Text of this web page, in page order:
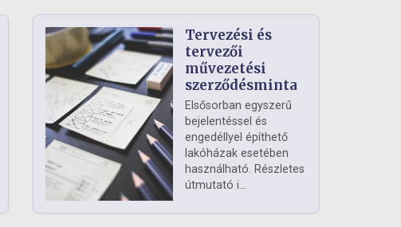
Tervezési és
tervezői
művezetési
szerződésminta
Elsősorban egyszerű
bejelentéssel és
engedéllyel építhető
lakóházak esetében
használható. Részletes
útmutató i...